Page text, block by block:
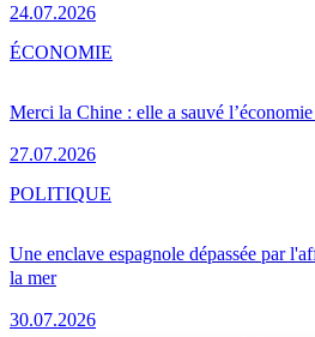
24.07.2026
Merci la Chine : elle a sauvé
27.07.2026
ÉCONOMIE
Une enclave espagnole dépassée par
la mer
30.07.2026
POLITIQUE